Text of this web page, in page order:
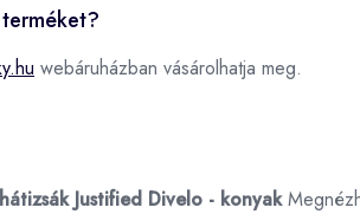
webáruházban vásárolhatja meg.
Justified Divelo - konyak